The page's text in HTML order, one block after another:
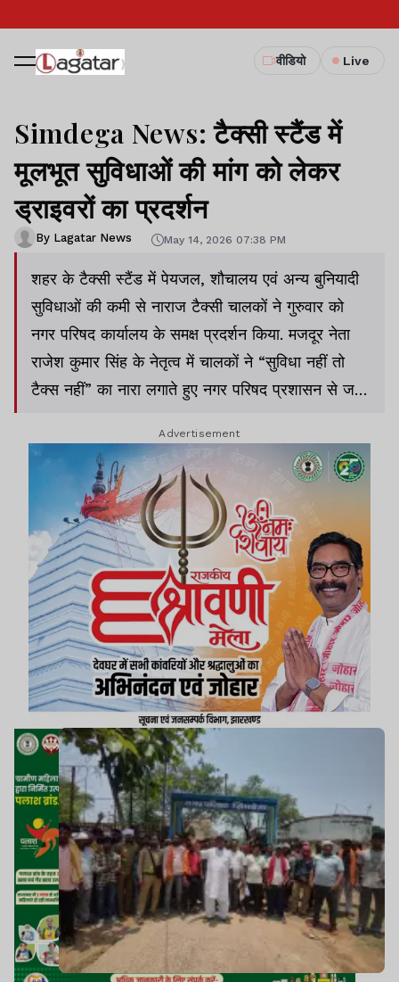
वीडियो Live
Simdega News: टैक्सी स्टैंड में
मूलभूत सुविधाओं की मांग को लेकर
ड्राइवरों का प्रदर्शन
By Lagatar News May 14, 2026 07:38 PM
शहर के टैक्सी स्टैंड में पेयजल, शौचालय एवं अन्य बुनियादी
सुविधाओं की कमी से नाराज टैक्सी चालकों ने गुरुवार को
नगर परिषद कार्यालय के समक्ष प्रदर्शन किया. मजदूर नेता
राजेश कुमार सिंह के नेतृत्व में चालकों ने “सुविधा नहीं तो
टैक्स नहीं” का नारा लगाते हुए नगर परिषद प्रशासन से जल्द
Advertisement